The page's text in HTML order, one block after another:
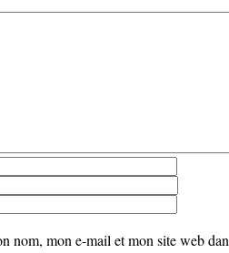
nom, mon e-mail et mon site web